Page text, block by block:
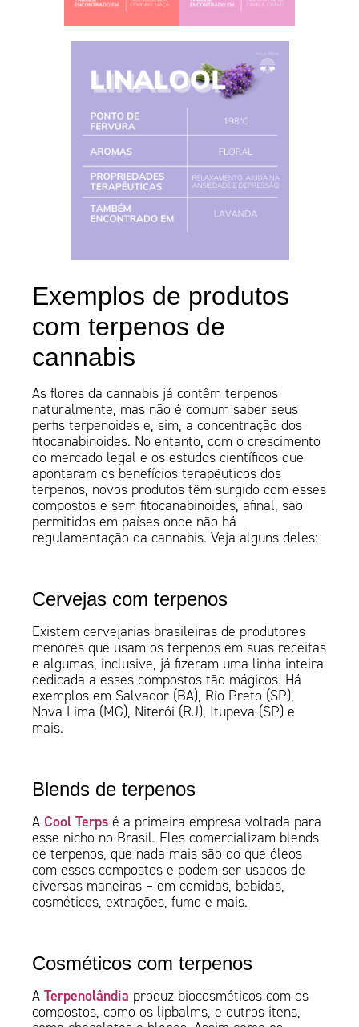
Exemplos de produtos
com terpenos de
cannabis
As flores da cannabis já contêm terpenos
naturalmente, mas não é comum saber seus
perfis terpenoides e, sim, a concentração dos
fitocanabinoides. No entanto, com o crescimento
do mercado legal e os estudos científicos que
apontaram os benefícios terapêuticos dos
terpenos, novos produtos têm surgido com esses
compostos e sem fitocanabinoides, afinal, são
permitidos em países onde não há
regulamentação da cannabis. Veja alguns deles:
Cervejas com terpenos
Existem cervejarias brasileiras de produtores
menores que usam os terpenos em suas receitas
e algumas, inclusive, já fizeram uma linha inteira
dedicada a esses compostos tão mágicos. Há
exemplos em Salvador (BA), Rio Preto (SP),
Nova Lima (MG), Niterói (RJ), Itupeva (SP) e
mais.
Blends de terpenos
ACool Terps é a primeira empresa voltada para
esse nicho no Brasil. Eles comercializam blends
de terpenos, que nada mais são do que óleos
com esses compostos e podem ser usados de
diversas maneiras – em comidas, bebidas,
cosméticos, extrações, fumo e mais.
Cosméticos com terpenos
ATerpenolândia produz biocosméticos com os
compostos, como os lipbalms, e outros itens,